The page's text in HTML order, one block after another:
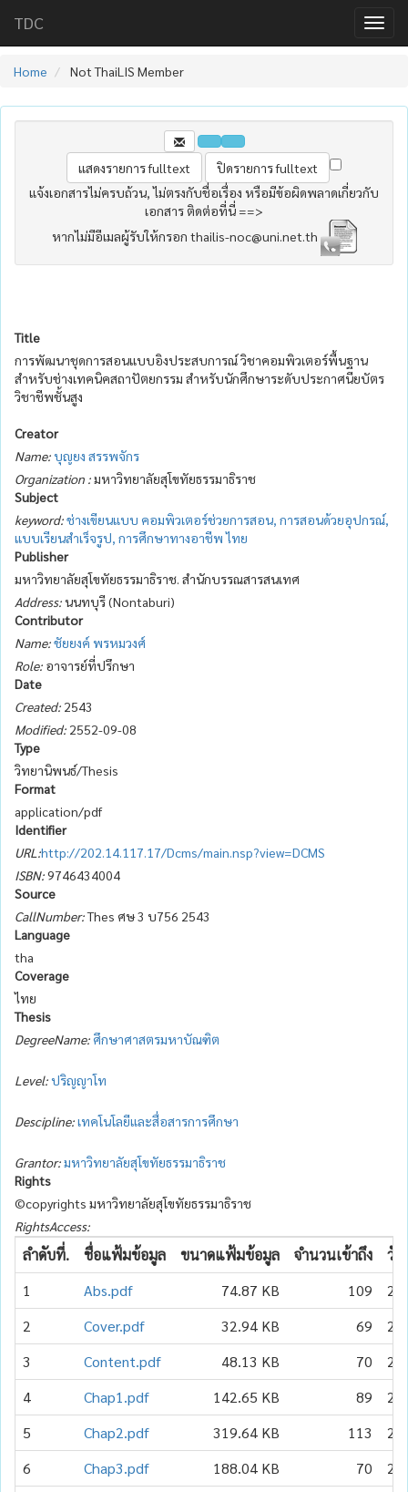
TDC
Home Not ThaiLIS Member
แจ้งเอกสารไม่ครบถ้วน, ไม่ตรงกับชื่อเรื่อง หรือมีข้อผิดพลาดเกี่ยวกับ
เอกสาร ติดต่อที่นี่ ==>
หากไม่มีอีเมลผู้รับให้กรอก thailis-noc@uni.net.th
Title
การพัฒนาชุดการสอนแบบอิงประสบการณ์ วิชาคอมพิวเตอร์พื้นฐาน
สำหรับช่างเทคนิคสถาปัตยกรรม สำหรับนักศึกษาระดับประกาศนียบัตร
วิชาชีพชั้นสูง
Creator
Name:บุญยง สรรพจักร
Organization :มหาวิทยาลัยสุโขทัยธรรมาธิราช
Subject
keyword:ช่างเขียนแบบ คอมพิวเตอร์ช่วยการสอน, การสอนด้วยอุปกรณ์,
แบบเรียนสำเร็จรูป, การศึกษาทางอาชีพ ไทย
Publisher
มหาวิทยาลัยสุโขทัยธรรมาธิราช. สำนักบรรณสารสนเทศ
Address:นนทบุรี (Nontaburi)
Contributor
Name:ชัยยงค์ พรหมวงศ์
Role: อาจารย์ที่ปรึกษา
Date
Created: 2543
Modified: 2552-09-08
Type
วิทยานิพนธ์/Thesis
Format
application/pdf
Identifier
URL:http://202.14.117.17/Dcms/main.nsp?view=DCMS
ISBN:9746434004
Source
CallNumber:Thes ศษ 3 บ756 2543
Language
tha
Coverage
ไทย
Thesis
DegreeName: ศึกษาศาสตรมหาบัณฑิต
Level:ปริญญาโท
Descipline:เทคโนโลยีและสื่อสารการศึกษา
Grantor:มหาวิทยาลัยสุโขทัยธรรมาธิราช
Rights
©copyrights มหาวิทยาลัยสุโขทัยธรรมาธิราช
RightsAccess:
ลำดับที่. ชื่อแฟ้มข้อมูล ขนาดแฟ้มข้อมูล จำนวนเข้าถึง
วัน
1
Abs.pdf 74.87 KB 109
2
Cover.pdf 32.94 KB 69
3
Content.pdf 48.13 KB 70
4
Chap1.pdf 142.65 KB 89
5
Chap2.pdf 319.64 KB 113
6
Chap3.pdf 188.04 KB 70